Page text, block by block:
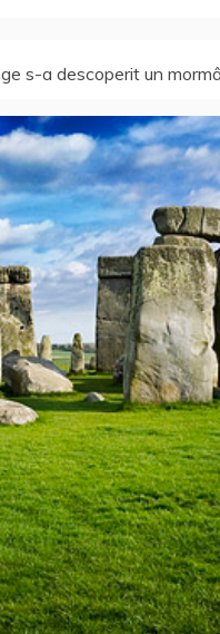
s-a descoperit un